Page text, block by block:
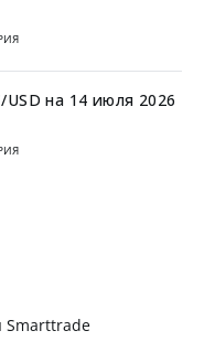
на 14 июля 2026
Smarttrade